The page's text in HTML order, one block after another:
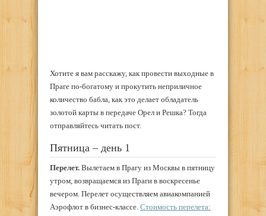
Хотите я вам расскажу, как провести выходные в
Праге по-богатому и прокутить неприличное
количество бабла, как это делает обладатель
золотой карты в передаче Орел и Решка? Тогда
отправляйтесь читать пост.
Пятница – день 1
Перелет. Вылетаем в Прагу из Москвы в пятницу
утром, возвращаемся из Праги в воскресенье
вечером. Перелет осуществляем авиакомпанией
Аэрофлот в бизнес-классе. Стоимость перелета: